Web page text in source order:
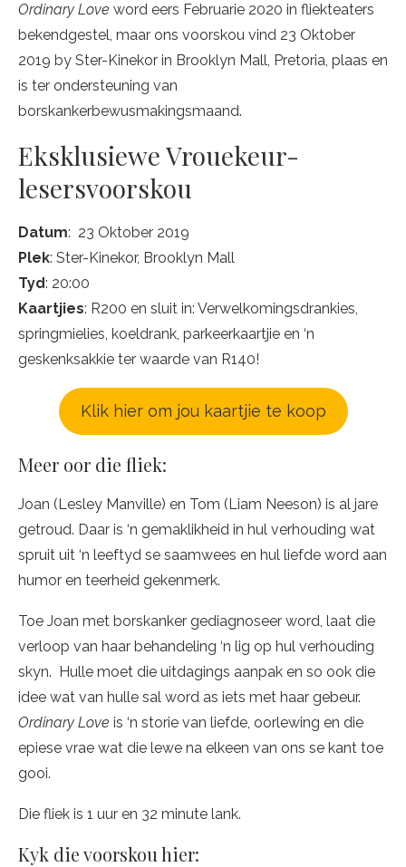
Ordinary Love word eers Februarie 2020 in fliekteaters
bekendgestel, maar ons voorskou vind 23 Oktober
2019 by Ster-Kinekor in Brooklyn Mall, Pretoria, plaas en
is ter ondersteuning van
borskankerbewusmakingsmaand.
Eksklusiewe Vrouekeur-
lesersvoorskou
Datum: 23 Oktober 2019
Plek: Ster-Kinekor, Brooklyn Mall
Tyd: 20:00
Kaartjies: R200 en sluit in: Verwelkomingsdrankies,
springmielies, koeldrank, parkeerkaartjie en ‘n
geskenksakkie ter waarde van R140!
Klik hier om jou kaartjie te koop
Meer oor die fliek:
Joan (Lesley Manville) en Tom (Liam Neeson) is al jare
getroud. Daar is ‘n gemaklikheid in hul verhouding wat
spruit uit ‘n leeftyd se saamwees en hul liefde word aan
humor en teerheid gekenmerk.
Toe Joan met borskanker gediagnoseer word, laat die
verloop van haar behandeling ‘n lig op hul verhouding
skyn. Hulle moet die uitdagings aanpak en so ook die
idee wat van hulle sal word as iets met haar gebeur.
Ordinary Love is ‘n storie van liefde, oorlewing en die
epiese vrae wat die lewe na elkeen van ons se kant toe
gooi.
Die fliek is 1 uur en 32 minute lank.
Kyk die voorskou hier: